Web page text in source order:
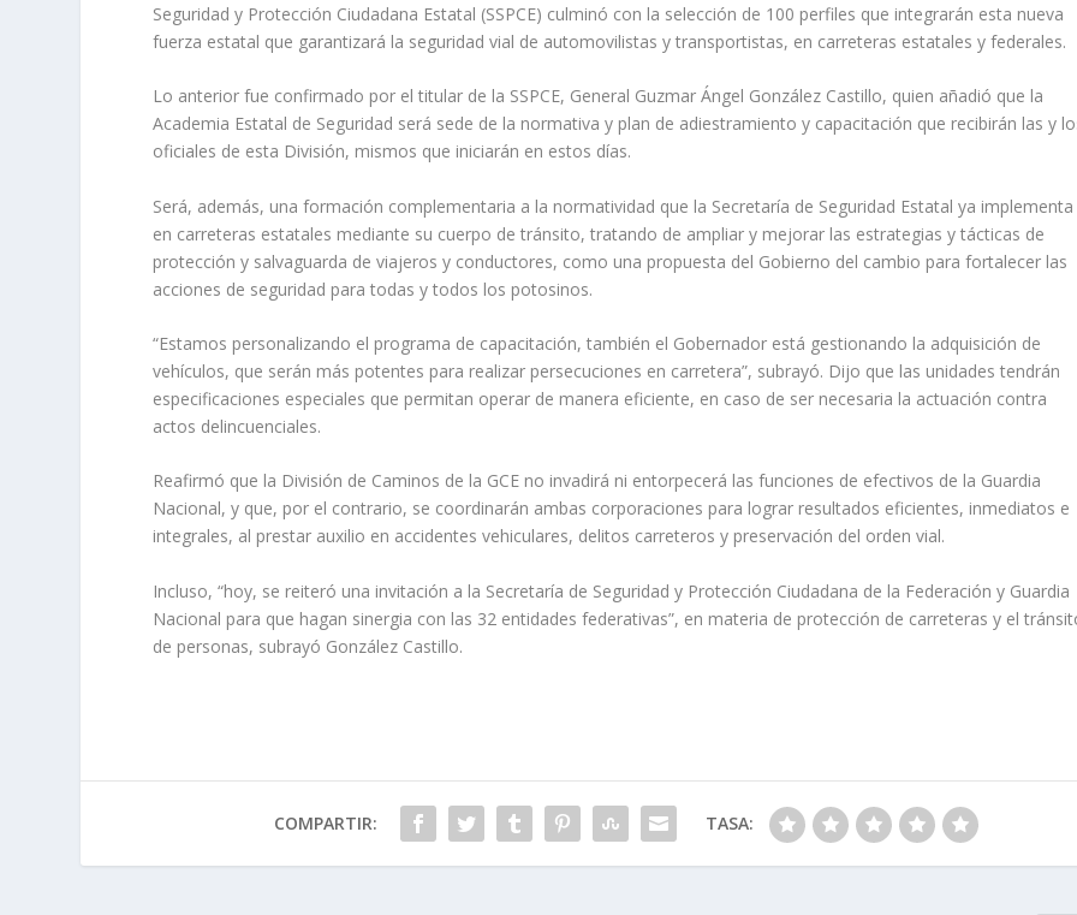
Seguridad y Protección Ciudadana Estatal (SSPCE) culminó con la selección de 100 perfiles que integrarán esta nueva
fuerza estatal que garantizará la seguridad vial de automovilistas y transportistas, en carreteras estatales y federales.
Lo anterior fue confirmado por el titular de la SSPCE, General Guzmar Ángel González Castillo, quien añadió que la
Academia Estatal de Seguridad será sede de la normativa y plan de adiestramiento y capacitación que recibirán las y
oficiales de esta División, mismos que iniciarán en estos días.
Será, además, una formación complementaria a la normatividad que la Secretaría de Seguridad Estatal ya implementa
en carreteras estatales mediante su cuerpo de tránsito, tratando de ampliar y mejorar las estrategias y tácticas de
protección y salvaguarda de viajeros y conductores, como una propuesta del Gobierno del cambio para fortalecer las
acciones de seguridad para todas y todos los potosinos.
“Estamos personalizando el programa de capacitación, también el Gobernador está gestionando la adquisición de
vehículos, que serán más potentes para realizar persecuciones en carretera”, subrayó. Dijo que las unidades tendrán
especificaciones especiales que permitan operar de manera eficiente, en caso de ser necesaria la actuación contra
actos delincuenciales.
Reafirmó que la División de Caminos de la GCE no invadirá ni entorpecerá las funciones de efectivos de la Guardia
Nacional, y que, por el contrario, se coordinarán ambas corporaciones para lograr resultados eficientes, inmediatos e
integrales, al prestar auxilio en accidentes vehiculares, delitos carreteros y preservación del orden vial.
Incluso, “hoy, se reiteró una invitación a la Secretaría de Seguridad y Protección Ciudadana de la Federación y Guardia
Nacional para que hagan sinergia con las 32 entidades federativas”, en materia de protección de carreteras y el
de personas, subrayó González Castillo.
COMPARTIR: TASA: